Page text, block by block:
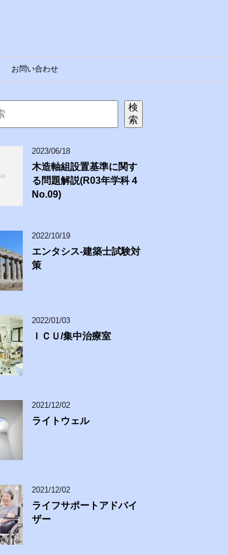
お問い合わせ
検
索
2023/06/18
木造軸組設置基準に関す
る問題解説(R03年学科４
No.09)
2022/10/19
エンタシス-建築士試験対
策
2022/01/03
ＩＣＵ/集中治療室
2021/12/02
ライトウェル
2021/12/02
ライフサポートアドバイ
ザー